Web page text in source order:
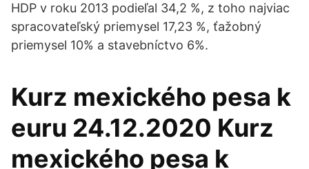
HDP v roku 2013 podieľal 34,2 %, z toho najviac
spracovateľský priemysel 17,23 %, ťažobný
priemysel 10% a stavebníctvo 6%.
Kurz mexického pesa k
euru 24.12.2020 Kurz
mexického pesa k